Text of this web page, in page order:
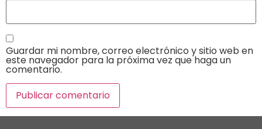
Guardar mi nombre, correo electrónico y sitio web en
este navegador para la próxima vez que haga un
comentario.